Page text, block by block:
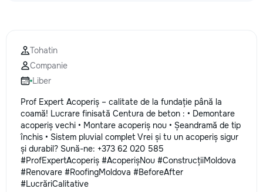
+373 603 31 178 Viber | WhatsApp
| Telegram Disponibili zilnic pentru
consultații și programări. Deviz
gratuit Consultanță profesională
Reparații executate la timp și cu
responsabilitate. Transformăm
ideile în locuințe confortabile,
moderne și funcționale! Calitatea
noastră – liniștea și confortul
dumneavoastră!
Tohatin
Companie
Liber
Prof Expert Acoperiș – calitate de la fundație până la
coamă! Lucrare finisată Centura de beton : • Demontare
acoperiș vechi • Montare acoperiș nou • Șeandramă de tip
închis • Sistem pluvial complet Vrei și tu un acoperiș sigur
și durabil? Sună-ne: +373 62 020 585
#ProfExpertAcoperiș #AcoperișNou #ConstrucțiiMoldova
#Renovare #RoofingMoldova #BeforeAfter
#LucrăriCalitative